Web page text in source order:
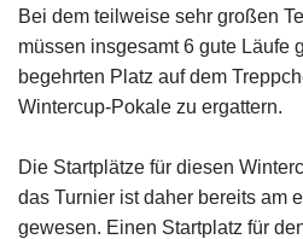
Bei dem teilweise sehr großen
müssen insgesamt 6 gute Läufe
begehrten Platz auf dem
Wintercup-Pokale zu ergattern.
Die Startplätze für diesen
das Turnier ist daher bereits am
gewesen. Einen Startplatz für